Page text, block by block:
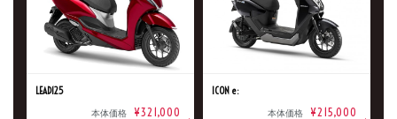
LEAD125
本体価格 ¥321,000
ICON e:
本体価格 ¥215,000